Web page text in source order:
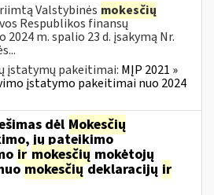
Valstybinės mokesčių
Respublikos finansų
m. spalio 23 d. įsakymą Nr.
įstatymų pakeitimai: MĮP 2021 »
įstatymo pakeitimai nuo 2024
dėl Mokesčių
jų pateikimo
ir mokesčių mokėtojų
mokesčiųdeklaracijų ir